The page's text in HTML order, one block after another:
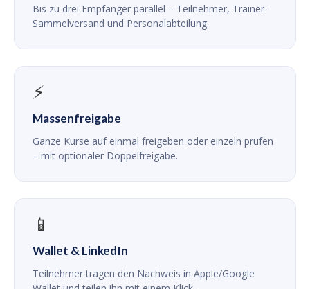
Bis zu drei Empfänger parallel – Teilnehmer, Trainer-
Sammelversand und Personalabteilung.
⚡
Massenfreigabe
Ganze Kurse auf einmal freigeben oder einzeln prüfen
– mit optionaler Doppelfreigabe.
📱
Wallet & LinkedIn
Teilnehmer tragen den Nachweis in Apple/Google